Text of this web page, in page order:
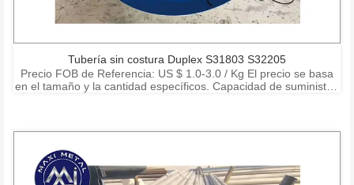
Tubería sin costura Duplex S31803 S32205
Precio FOB de Referencia: US $ 1.0-3.0 / Kg El precio se basa
en el tamaño y la cantidad específicos. Capacidad de suministro: